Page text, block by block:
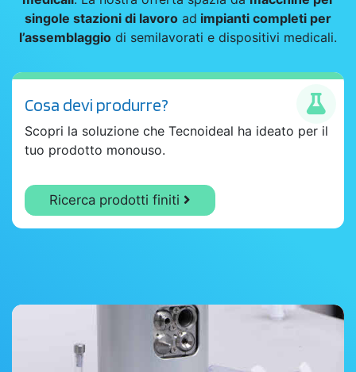
singole stazioni di lavoro ad impianti completi per
l’assemblaggio di semilavorati e dispositivi medicali.
Cosa devi produrre?
Scopri la soluzione che Tecnoideal ha ideato per il
tuo prodotto monouso.
Ricerca prodotti finiti